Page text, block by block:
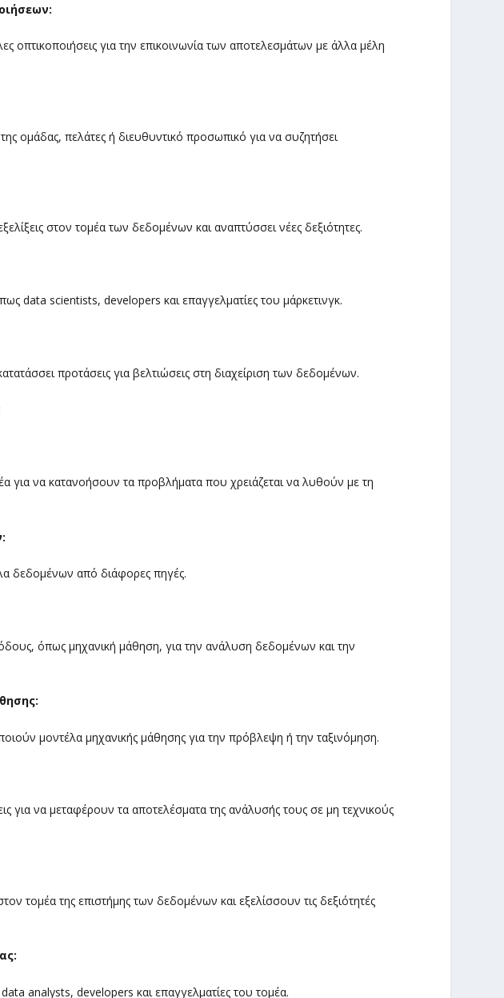
οπτικοποιήσεις για την επικοινωνία των αποτελεσμάτων με άλλα μέλη
ομάδας, πελάτες ή διευθυντικό προσωπικό για να συζητήσει
στον τομέα των δεδομένων και αναπτύσσει νέες δεξιότητες.
data scientists, developers και επαγγελματίες του μάρκετινγκ.
προτάσεις για βελτιώσεις στη διαχείριση των δεδομένων.
για να κατανοήσουν τα προβλήματα που χρειάζεται να λυθούν με τη
δεδομένων από διάφορες πηγές.
όπως μηχανική μάθηση, για την ανάλυση δεδομένων και την
μοντέλα μηχανικής μάθησης για την πρόβλεψη ή την ταξινόμηση.
για να μεταφέρουν τα αποτελέσματα της ανάλυσής τους σε μη τεχνικούς
τομέα της επιστήμης των δεδομένων και εξελίσσουν τις δεξιότητές
analysts, developers και επαγγελματίες του τομέα.